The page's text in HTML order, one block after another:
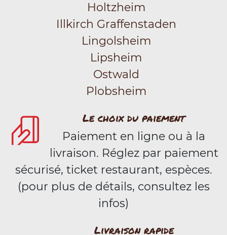
Holtzheim
Illkirch Graffenstaden
Lingolsheim
Lipsheim
Ostwald
Plobsheim
Le choix du paiement
Paiement en ligne ou à la
livraison. Réglez par paiement
sécurisé, ticket restaurant, espèces.
(pour plus de détails, consultez les
infos)
Livraison rapide